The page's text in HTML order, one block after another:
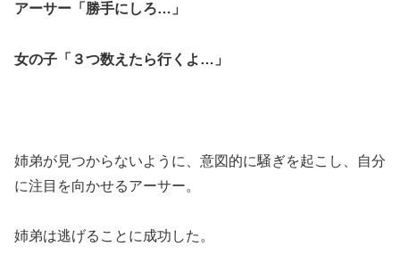
アーサー「勝手にしろ…」
女の子「３つ数えたら行くよ…」
姉弟が見つからないように、意図的に騒ぎを起こし、自分
に注目を向かせるアーサー。
姉弟は逃げることに成功した。